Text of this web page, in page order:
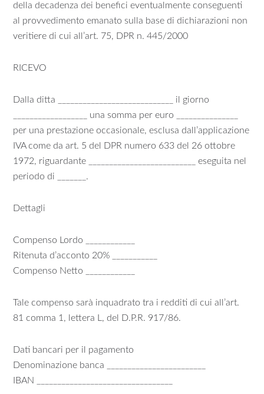
della decadenza dei benefici eventualmente conseguenti
al provvedimento emanato sulla base di dichiarazioni non
veritiere di cui all’art. 75, DPR n. 445/2000
RICEVO
Dalla ditta ____________________________ il giorno
__________________ una somma per euro _______________
per una prestazione occasionale, esclusa dall’applicazione
IVA come da art. 5 del DPR numero 633 del 26 ottobre
1972, riguardante __________________________ eseguita nel
periodo di _______.
Dettagli
Compenso Lordo ____________
Ritenuta d’acconto 20% ___________
Compenso Netto ____________
Tale compenso sarà inquadrato tra i redditi di cui all’art.
81 comma 1, lettera L, del D.P.R. 917/86.
Dati bancari per il pagamento
Denominazione banca ________________________
IBAN _________________________________